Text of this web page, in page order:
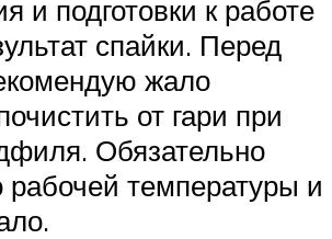
и подготовки к работе
спайки. Перед
жало
от гари при
Обязательно
рабочей температуры и